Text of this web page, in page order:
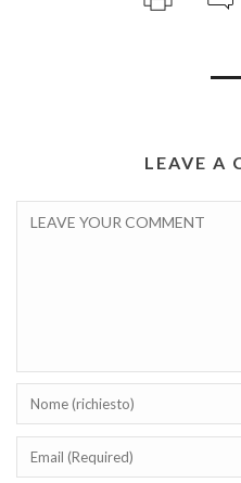
LEAVE A